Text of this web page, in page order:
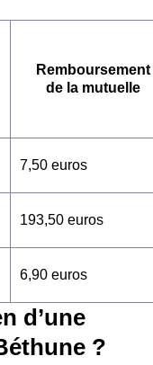
Remboursement
de la mutuelle
7,50 euros
193,50 euros
6,90 euros
d’une
?